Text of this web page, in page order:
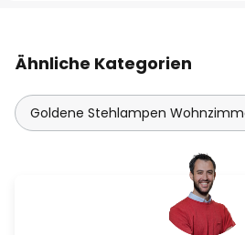
Ähnliche Kategorien
Goldene Stehlampen